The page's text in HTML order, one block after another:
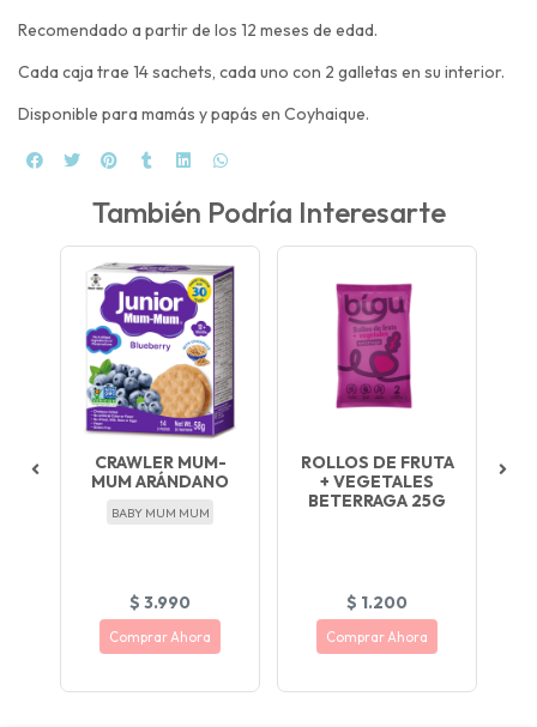
Recomendado a partir de los 12 meses de edad.
Cada caja trae 14 sachets, cada uno con 2 galletas en su interior.
Disponible para mamás y papás en Coyhaique.
También Podría Interesarte
CRAWLER MUM-
MUM ARÁNDANO
¡ NUEVO !
BABY MUM MUM
$ 3.990
Comprar Ahora
ROLLOS DE FRUTA
+ VEGETALES
BETERRAGA 25G
$ 1.200
Comprar Ahora